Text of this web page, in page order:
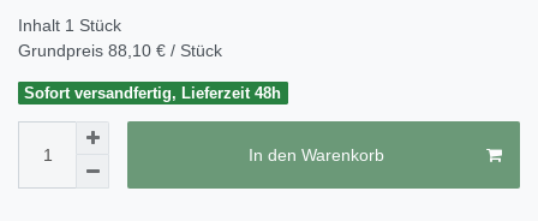
Inhalt 1 Stück
Grundpreis 88,10 € / Stück
Sofort versandfertig, Lieferzeit 48h
In den Warenkorb